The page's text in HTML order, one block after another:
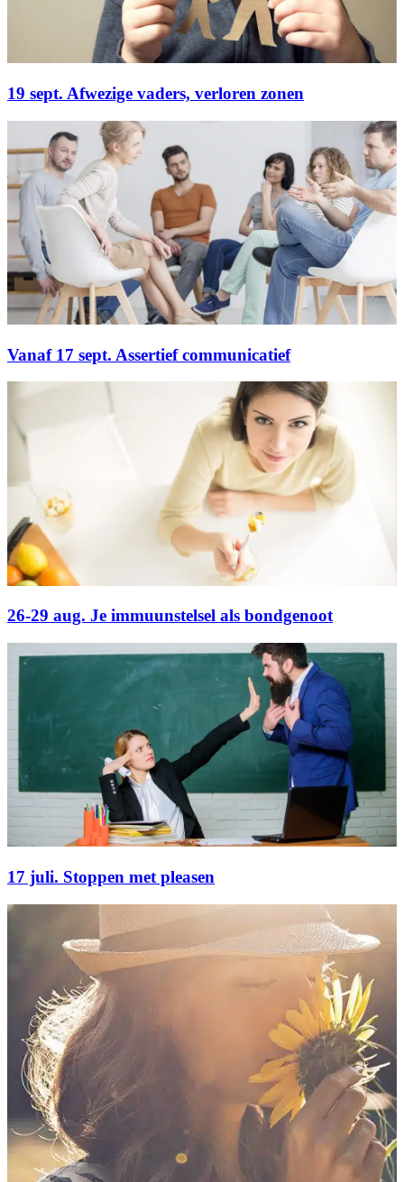
19 sept. Afwezige vaders, verloren zonen
Vanaf 17 sept. Assertief communicatief
26-29 aug. Je immuunstelsel als bondgenoot
17 juli. Stoppen met pleasen